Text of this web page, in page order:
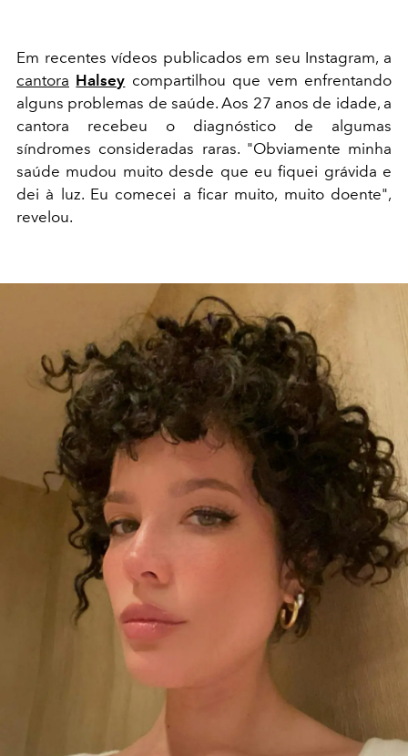
Em recentes vídeos publicados em seu Instagram, a
cantora Halsey compartilhou que vem enfrentando
alguns problemas de saúde. Aos 27 anos de idade, a
cantora recebeu o diagnóstico de algumas
síndromes consideradas raras. "Obviamente minha
saúde mudou muito desde que eu fiquei grávida e
dei à luz. Eu comecei a ficar muito, muito doente",
revelou.